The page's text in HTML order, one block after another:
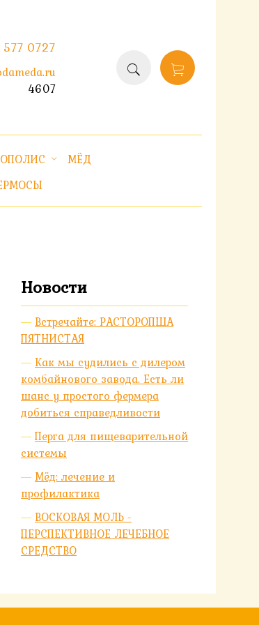
0727
4607
МЁД
Новости
Встречайте: РАСТОРОПША
ПЯТНИСТАЯ
Как мы судились с дилером
комбайнового завода. Есть ли
шанс у простого фермера
добиться справедливости
Перга для пищеварительной
системы
Мёд: лечение и
профилактика
ВОСКОВАЯ МОЛЬ -
ПЕРСПЕКТИВНОЕ ЛЕЧЕБНОЕ
СРЕДСТВО